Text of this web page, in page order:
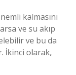
kalmasını
​​ve su akıp
ve bu da
İkinci olarak,